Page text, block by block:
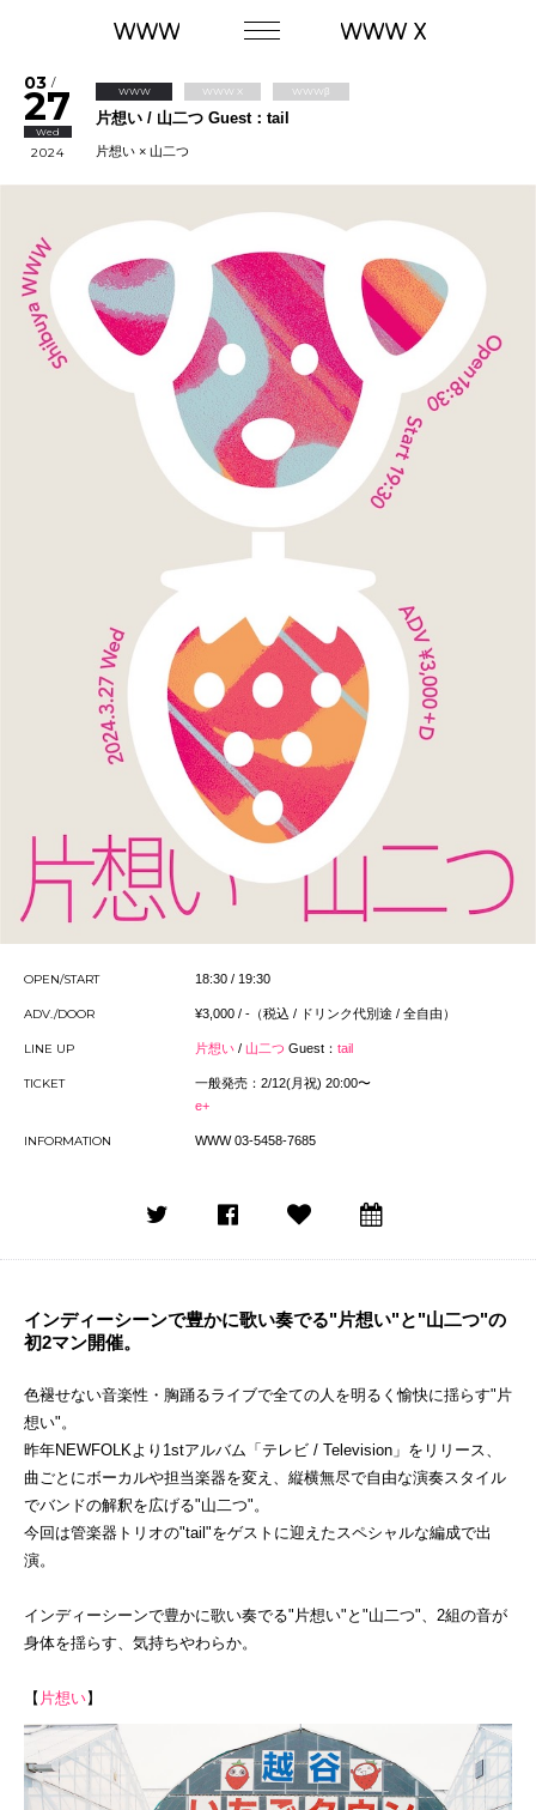
03 /
27
Wed
2024
WWW WWW X WWWβ
片想い / 山二つ Guest：tail
片想い × 山二つ
OPEN/START 18:30 / 19:30
ADV./DOOR ¥3,000 / -（税込 / ドリンク代別途 / 全自由）
LINE UP 片想い/ 山二つ Guest： tail
TICKET
一般発売：2/12(月祝) 20:00〜
e+
INFORMATION WWW 03-5458-7685
インディーシーンで豊かに歌い奏でる"片想い"と"山二つ"の
初2マン開催。
色褪せない音楽性・ 胸踊るライブで全ての人を明るく愉快に揺らす"片
想い"。
昨年NEWFOLKより1stアルバム「テレビ / Television」をリリース、
曲ごとにボーカルや担当楽器を変え、 縦横無尽で自由な演奏スタイル
でバンドの解釈を広げる"山二つ"。
今回は管楽器トリオの"tail"をゲストに迎えたスペシャルな編成で出
演。
インディーシーンで豊かに歌い奏でる"片想い"と"山二つ"、 2組の音が
身体を揺らす、気持ちやわらか。
【 片想い】